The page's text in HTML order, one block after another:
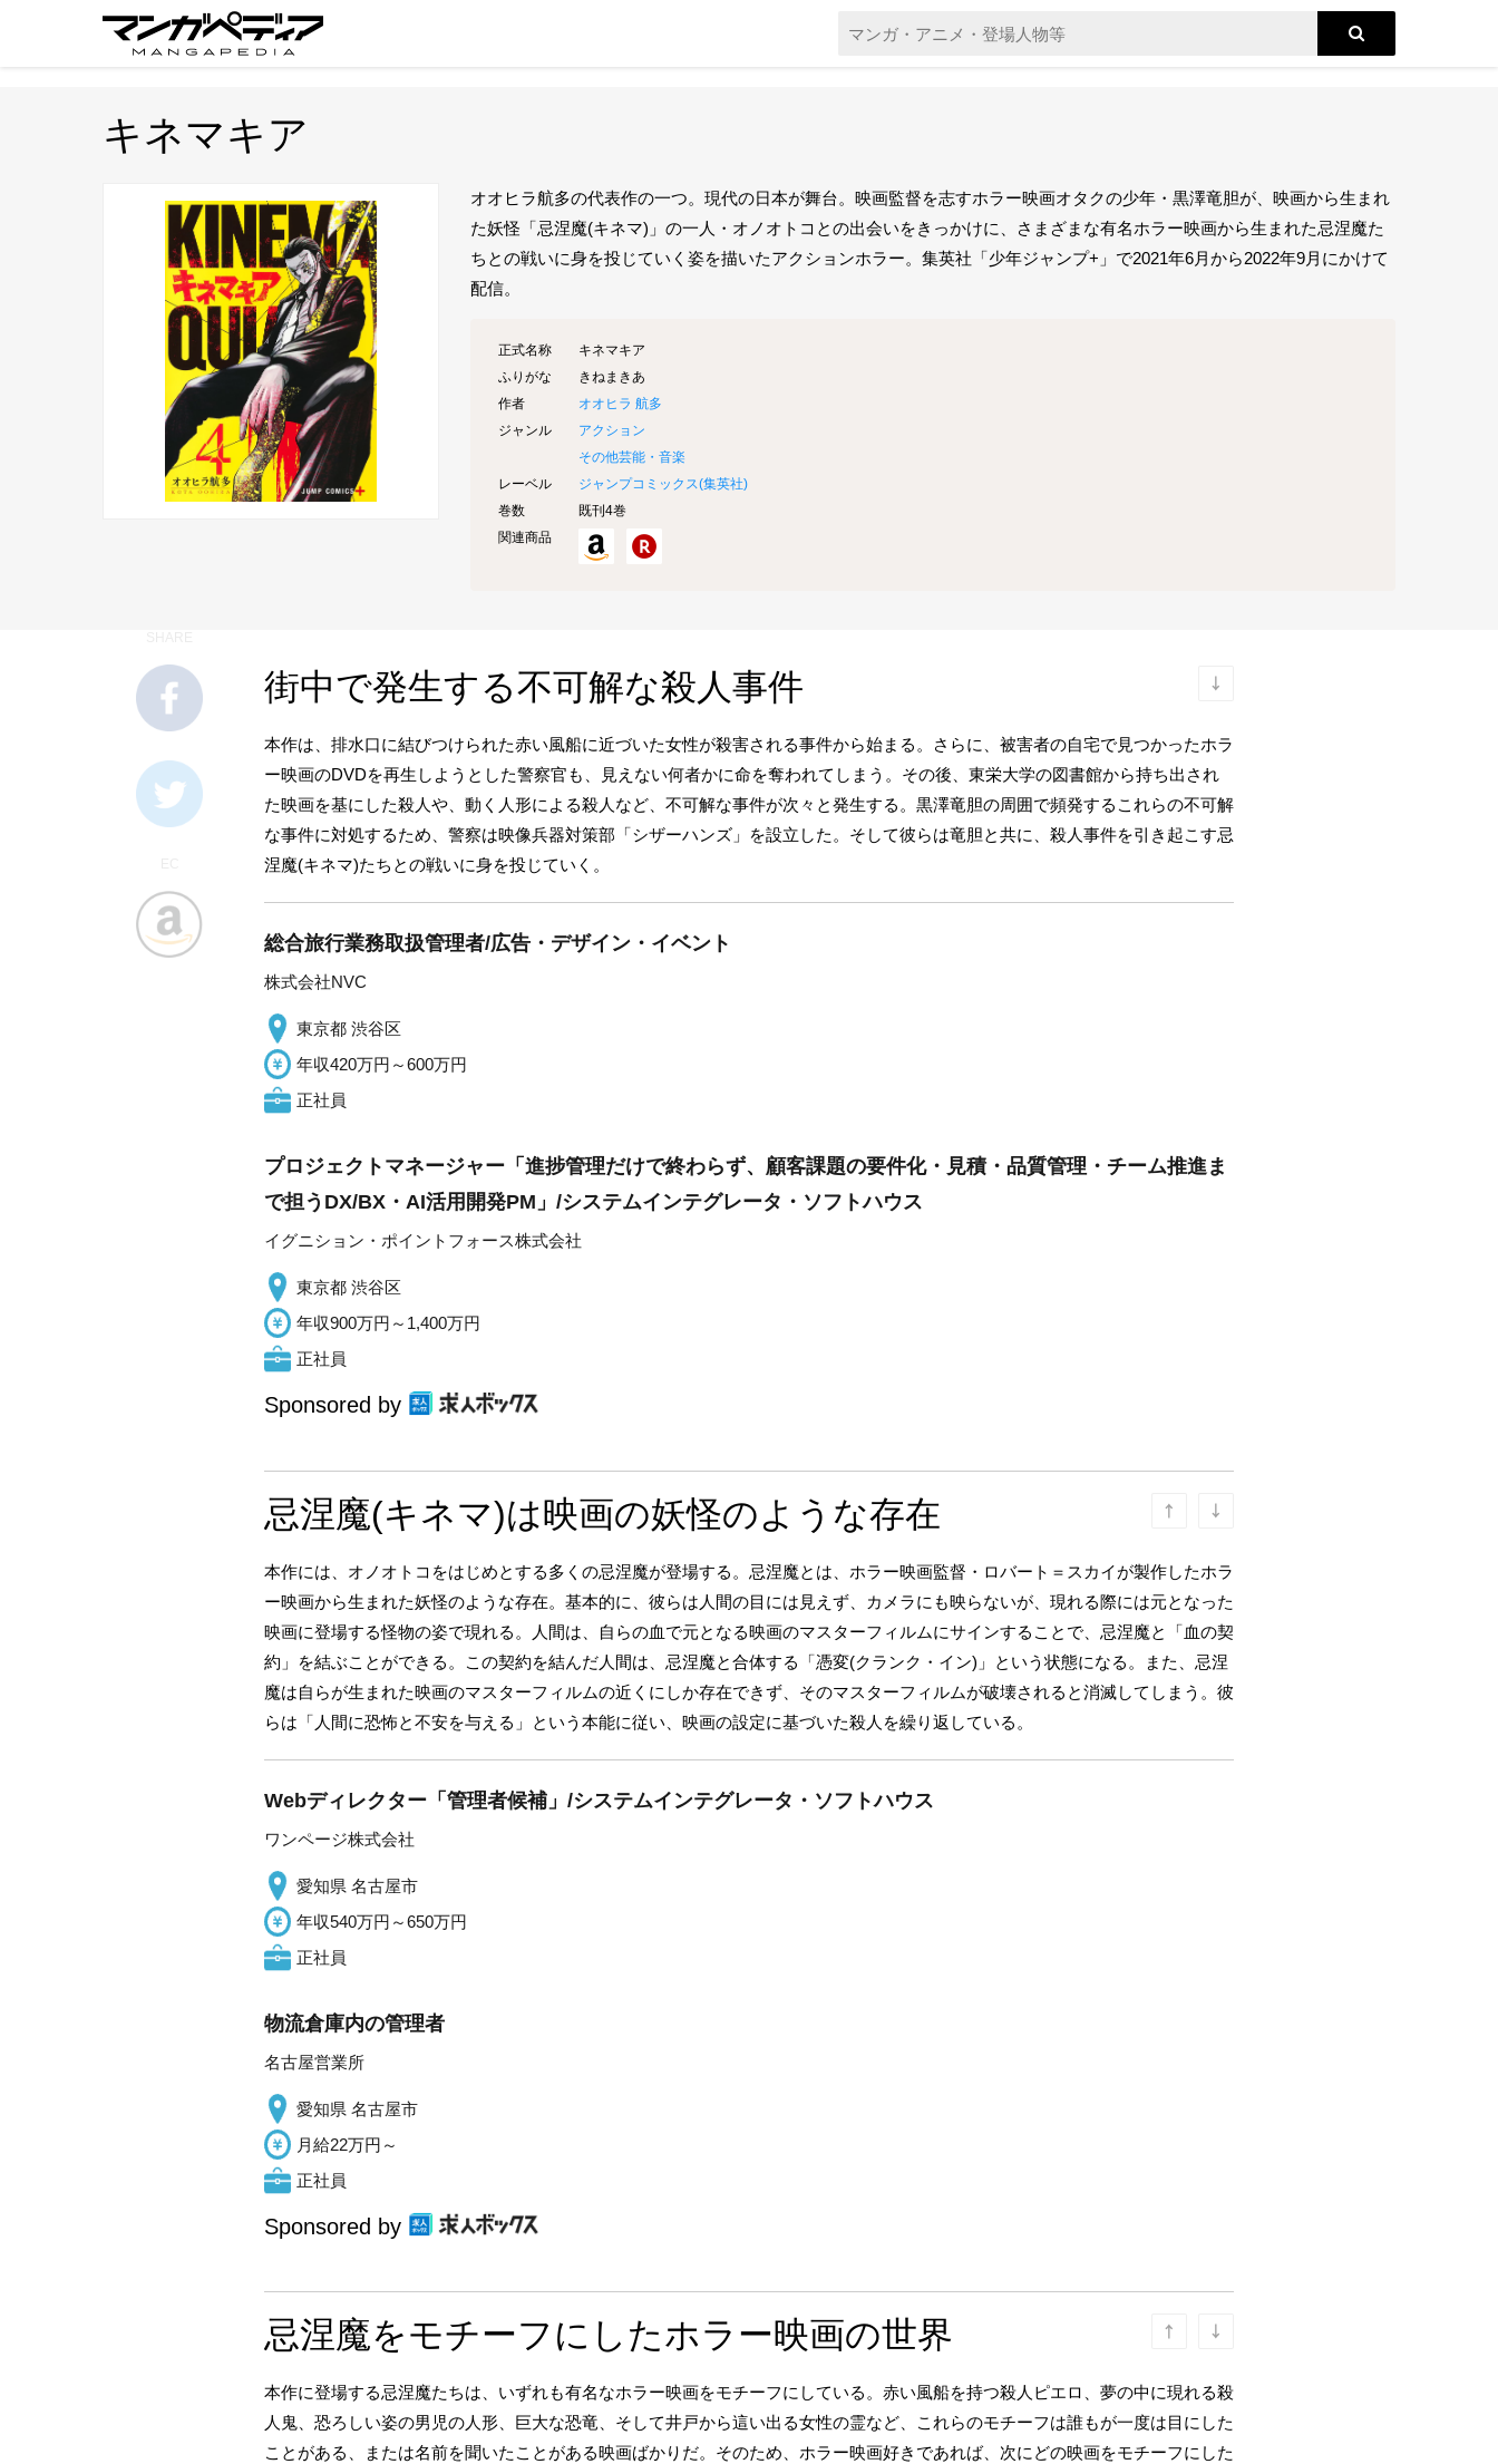
キネマキア
オオヒラ航多の代表作の一つ。現代の日本が舞台。映画監督を志すホラー映画オタクの少年・黒澤竜胆が、映画から生まれ
た妖怪「忌涅魔(キネマ)」の一人・オノオトコとの出会いをきっかけに、さまざまな有名ホラー映画から生まれた忌涅魔た
ちとの戦いに身を投じていく姿を描いたアクションホラー。集英社「少年ジャンプ+」で2021年6月から2022年9月にかけて
配信。
正式名称
キネマキア
ふりがな
きねまきあ
作者
オオヒラ 航多
ジャンル
アクション
その他芸能・音楽
レーベル
ジャンプコミックス(集英社)
巻数
既刊4巻
関連商品
街中で発生する不可解な殺人事件
本作は、排水口に結びつけられた赤い風船に近づいた女性が殺害される事件から始まる。さらに、被害者の自宅で見つかったホラ
ー映画のDVDを再生しようとした警察官も、見えない何者かに命を奪われてしまう。その後、東栄大学の図書館から持ち出され
た映画を基にした殺人や、動く人形による殺人など、不可解な事件が次々と発生する。黒澤竜胆の周囲で頻発するこれらの不可解
な事件に対処するため、警察は映像兵器対策部「シザーハンズ」を設立した。そして彼らは竜胆と共に、殺人事件を引き起こす忌
涅魔(キネマ)たちとの戦いに身を投じていく。
総合旅行業務取扱管理者/広告・デザイン・イベント
株式会社NVC
東京都 渋谷区
年収420万円～600万円
正社員
プロジェクトマネージャー「進捗管理だけで終わらず、顧客課題の要件化・見積・品質管理・チーム推進ま
で担うDX/BX・AI活用開発PM」/システムインテグレータ・ソフトハウス
イグニション・ポイントフォース株式会社
東京都 渋谷区
年収900万円～1,400万円
正社員
Sponsored by
忌涅魔(キネマ)は映画の妖怪のような存在
本作には、オノオトコをはじめとする多くの忌涅魔が登場する。忌涅魔とは、ホラー映画監督・ロバート＝スカイが製作したホラ
ー映画から生まれた妖怪のような存在。基本的に、彼らは人間の目には見えず、カメラにも映らないが、現れる際には元となった
映画に登場する怪物の姿で現れる。人間は、自らの血で元となる映画のマスターフィルムにサインすることで、忌涅魔と「血の契
約」を結ぶことができる。この契約を結んだ人間は、忌涅魔と合体する「憑変(クランク・イン)」という状態になる。また、忌涅
魔は自らが生まれた映画のマスターフィルムの近くにしか存在できず、そのマスターフィルムが破壊されると消滅してしまう。彼
らは「人間に恐怖と不安を与える」という本能に従い、映画の設定に基づいた殺人を繰り返している。
Webディレクター「管理者候補」/システムインテグレータ・ソフトハウス
ワンページ株式会社
愛知県 名古屋市
年収540万円～650万円
正社員
物流倉庫内の管理者
名古屋営業所
愛知県 名古屋市
月給22万円～
正社員
Sponsored by
忌涅魔をモチーフにしたホラー映画の世界
本作に登場する忌涅魔たちは、いずれも有名なホラー映画をモチーフにしている。赤い風船を持つ殺人ピエロ、夢の中に現れる殺
人鬼、恐ろしい姿の男児の人形、巨大な恐竜、そして井戸から這い出る女性の霊など、これらのモチーフは誰もが一度は目にした
ことがある、または名前を聞いたことがある映画ばかりだ。そのため、ホラー映画好きであれば、次にどの映画をモチーフにした